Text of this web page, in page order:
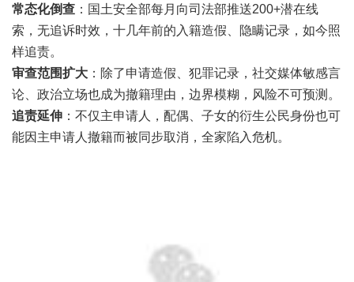
常态化倒查 ：国土安全部每月向司法部推送200+潜在线
索，无追诉时效，十几年前的入籍造假、隐瞒记录，如今照
样追责。
审查范围扩大 ：除了申请造假、犯罪记录，社交媒体敏感言
论、政治立场也成为撤籍理由，边界模糊，风险不可预测。
追责延伸 ：不仅主申请人，配偶、子女的衍生公民身份也可
能因主申请人撤籍而被同步取消，全家陷入危机。